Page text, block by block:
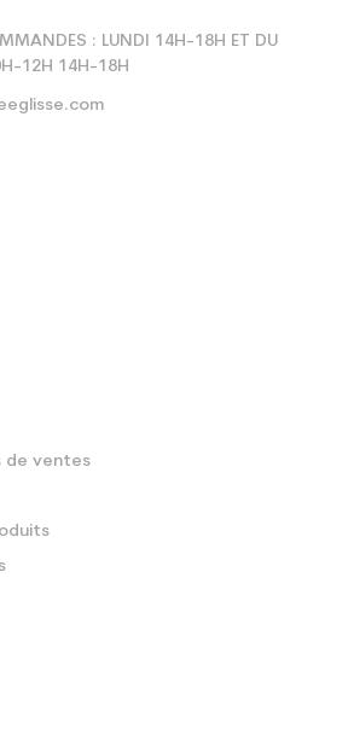
: LUNDI 14H-18H ET DU
12H 14H-18H
de ventes